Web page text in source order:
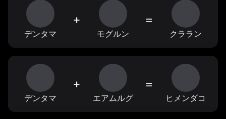
デンタマ
+
モグルン
=
クララン
デンタマ
+
エアムルグ
=
ヒメンダコ